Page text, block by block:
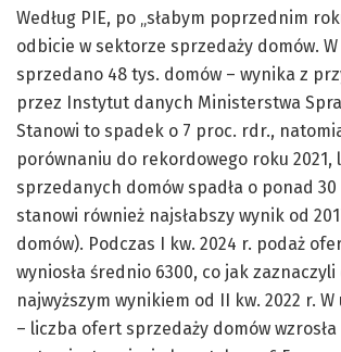
Według PIE, po „słabym poprzednim
odbicie w sektorze sprzedaży domów. W
sprzedano 48 tys. domów – wynika z
przez Instytut danych Ministerstwa
Stanowi to spadek o 7 proc. rdr.,
porównaniu do rekordowego roku 2021,
sprzedanych domów spadła o ponad
stanowi również najsłabszy wynik od
domów). Podczas I kw. 2024 r. podaż
wyniosła średnio 6300, co jak
najwyższym wynikiem od II kw. 2022 r.
– liczba ofert sprzedaży domów wzrosła